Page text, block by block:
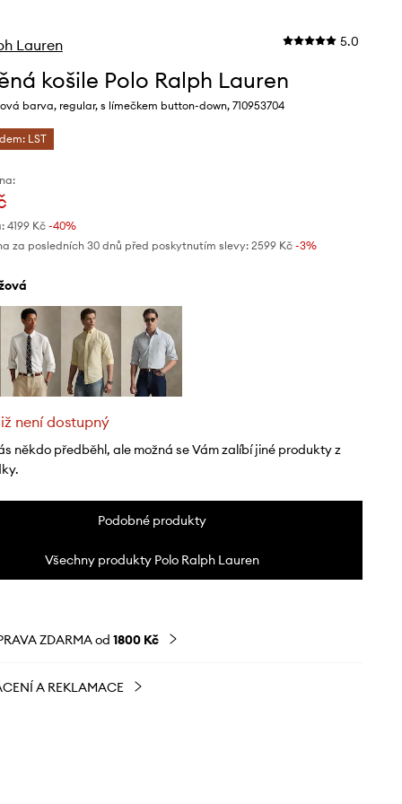
Lauren 5.0
košile Polo Ralph Lauren
barva, regular, s límečkem button-down, 710953704
LST
4199 Kč-40%
za posledních 30 dnů před poskytnutím slevy: 2599 Kč -3%
není dostupný
někdo předběhl, ale možná se Vám zalíbí jiné produkty z
Podobné produkty
Všechny produkty Polo Ralph Lauren
ZDARMA od 1800 Kč
A REKLAMACE